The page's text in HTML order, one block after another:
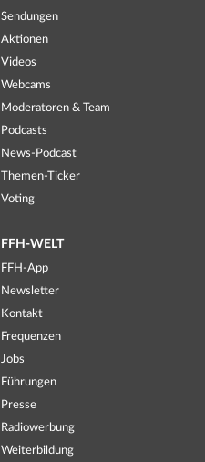
Sendungen
Aktionen
Videos
Webcams
Moderatoren & Team
Podcasts
News-Podcast
Themen-Ticker
Voting
FFH-WELT
FFH-App
Newsletter
Kontakt
Frequenzen
Jobs
Führungen
Presse
Radiowerbung
Weiterbildung